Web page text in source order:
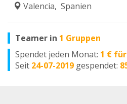
Valencia, Spanien
Teamer in 1 Gruppen
Spendet jeden Monat: 1 €
Seit 24-07-2019 gespendet: